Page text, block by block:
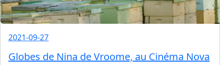
2021-09-27
Globes de Nina de Vroome, au Cinéma Nova